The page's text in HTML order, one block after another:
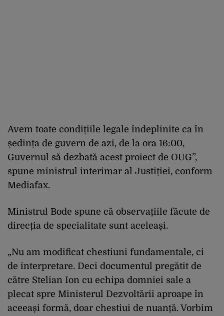
Avem toate condițiile legale îndeplinite ca în
ședința de guvern de azi, de la ora 16:00,
Guvernul să dezbată acest proiect de OUG”,
spune ministrul interimar al Justiției, conform
Mediafax.
Ministrul Bode spune că observațiile făcute de
direcția de specialitate sunt aceleași.
„Nu am modificat chestiuni fundamentale, ci
de interpretare. Deci documentul pregătit de
către Stelian Ion cu echipa domniei sale a
plecat spre Ministerul Dezvoltării aproape în
aceeași formă, doar chestiui de nuanță. Vorbim